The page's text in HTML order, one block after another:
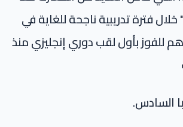
فترة تدريبية ناجحة للغاية في
للفوز بأول لقب دوري إنجليزي منذ
السادس.